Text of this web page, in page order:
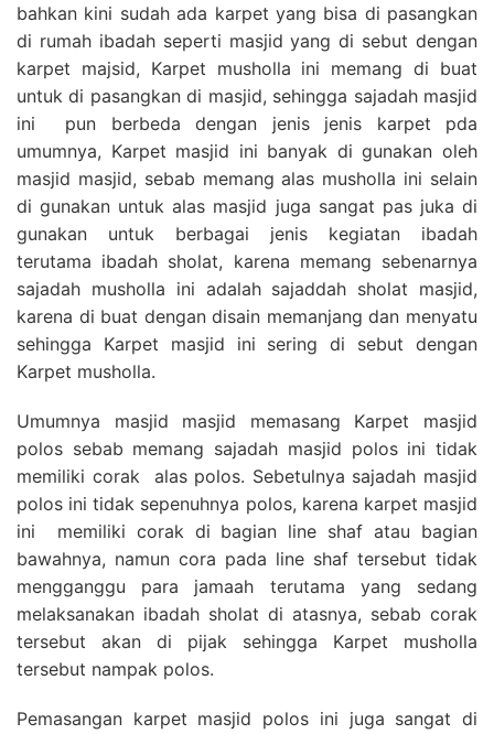
bahkan kini sudah ada karpet yang bisa di pasangkan
di rumah ibadah seperti masjid yang di sebut dengan
karpet majsid, Karpet musholla ini memang di buat
untuk di pasangkan di masjid, sehingga sajadah masjid
ini pun berbeda dengan jenis jenis karpet pda
umumnya, Karpet masjid ini banyak di gunakan oleh
masjid masjid, sebab memang alas musholla ini selain
di gunakan untuk alas masjid juga sangat pas juka di
gunakan untuk berbagai jenis kegiatan ibadah
terutama ibadah sholat, karena memang sebenarnya
sajadah musholla ini adalah sajaddah sholat masjid,
karena di buat dengan disain memanjang dan menyatu
sehingga Karpet masjid ini sering di sebut dengan
Karpet musholla.
Umumnya masjid masjid memasang Karpet masjid
polos sebab memang sajadah masjid polos ini tidak
memiliki corak alas polos. Sebetulnya sajadah masjid
polos ini tidak sepenuhnya polos, karena karpet masjid
ini memiliki corak di bagian line shaf atau bagian
bawahnya, namun cora pada line shaf tersebut tidak
mengganggu para jamaah terutama yang sedang
melaksanakan ibadah sholat di atasnya, sebab corak
tersebut akan di pijak sehingga Karpet musholla
tersebut nampak polos.
Pemasangan karpet masjid polos ini juga sangat di